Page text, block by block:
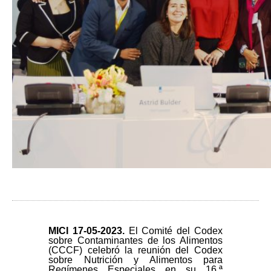
MICI 17-05-2023. El Comité del Codex
sobre Contaminantes de los Alimentos
(CCCF) celebró la reunión del Codex
sobre Nutrición y Alimentos para